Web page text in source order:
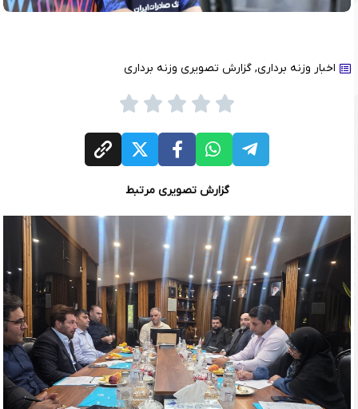
اخبار وزنه برداری, گزارش تصویری وزنه برداری
گزارش تصویری مرتبط